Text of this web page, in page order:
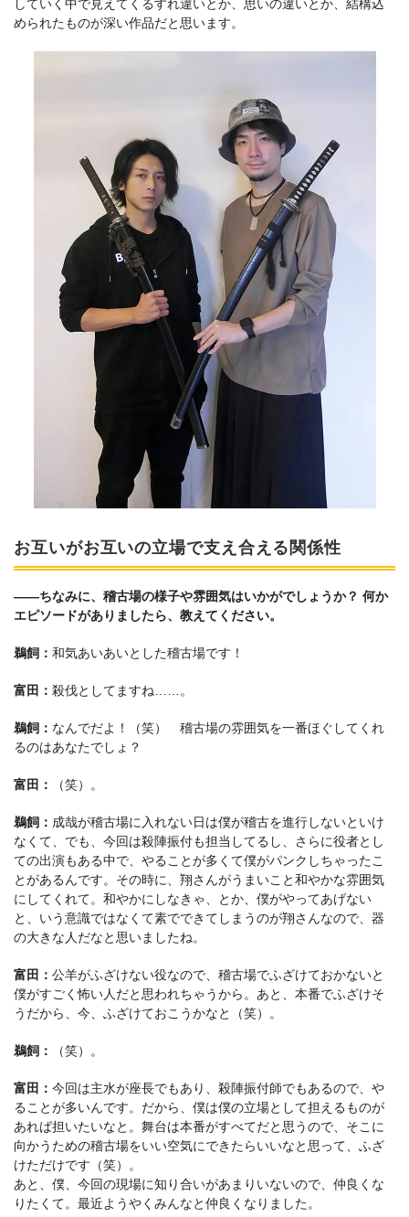
していく中で見えてくるすれ違いとか、思いの違いとか、結構込
められたものが深い作品だと思います。
お互いがお互いの立場で支え合える関係性
――ちなみに、稽古場の様子や雰囲気はいかがでしょうか？ 何か
エピソードがありましたら、教えてください。
鵜飼： 和気あいあいとした稽古場です！
富田： 殺伐としてますね……。
鵜飼： なんでだよ！（笑） 稽古場の雰囲気を一番ほぐしてくれ
るのはあなたでしょ？
富田： （笑）。
鵜飼： 成哉が稽古場に入れない日は僕が稽古を進行しないといけ
なくて、でも、今回は殺陣振付も担当してるし、さらに役者とし
ての出演もある中で、やることが多くて僕がパンクしちゃったこ
とがあるんです。その時に、翔さんがうまいこと和やかな雰囲気
にしてくれて。和やかにしなきゃ、とか、僕がやってあげない
と、いう意識ではなくて素でできてしまうのが翔さんなので、器
の大きな人だなと思いましたね。
富田： 公羊がふざけない役なので、稽古場でふざけておかないと
僕がすごく怖い人だと思われちゃうから。あと、本番でふざけそ
うだから、今、ふざけておこうかなと（笑）。
鵜飼： （笑）。
富田： 今回は主水が座長でもあり、殺陣振付師でもあるので、や
ることが多いんです。だから、僕は僕の立場として担えるものが
あれば担いたいなと。舞台は本番がすべてだと思うので、そこに
向かうための稽古場をいい空気にできたらいいなと思って、ふざ
けただけです（笑）。
あと、僕、今回の現場に知り合いがあまりいないので、仲良くな
りたくて。最近ようやくみんなと仲良くなりました。